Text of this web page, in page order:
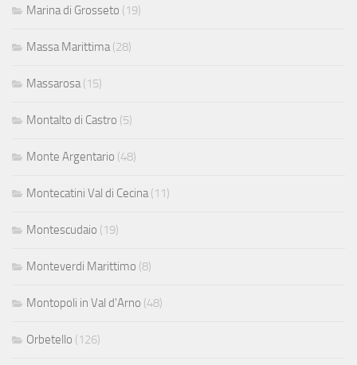
Marina di Grosseto (19)
Massa Marittima (28)
Massarosa (15)
Montalto di Castro (5)
Monte Argentario (48)
Montecatini Val di Cecina (11)
Montescudaio (19)
Monteverdi Marittimo (8)
Montopoli in Val d'Arno (48)
Orbetello (126)